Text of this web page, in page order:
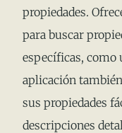
propiedades.
para buscar
específicas, como
aplicación
sus propiedades
descripciones